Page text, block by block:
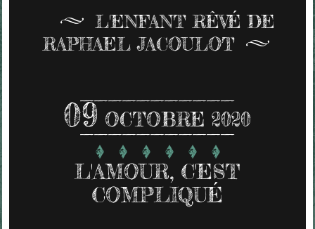
L'ENFANT RÊVÉ DE
RAPHAEL JACOULOT
09 OCTOBRE 2020
L'AMOUR, C'EST
COMPLIQUÉ